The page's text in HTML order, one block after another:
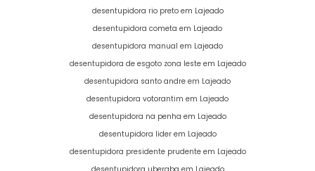
desentupidora rio preto em Lajeado
desentupidora cometa em Lajeado
desentupidora manual em Lajeado
desentupidora de esgoto zona leste em Lajeado
desentupidora santo andre em Lajeado
desentupidora votorantim em Lajeado
desentupidora na penha em Lajeado
desentupidora lider em Lajeado
desentupidora presidente prudente em Lajeado
desentupidora uberaba em Lajeado